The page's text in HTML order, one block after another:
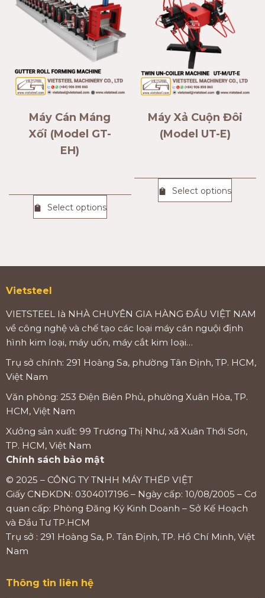
Máy Cán Máng
Xối (Model GT-
EH)
Select options
Máy Xả Cuộn Đôi
(Model UT-E)
Select options
Vietsteel
VIETSTEEL là NHÀ CHUYÊN GIA HÀNG ĐẦU VIỆT NAM
về công nghệ và chế tạo các loại máy cán nguội định
hình kim loại, máy uốn, máy cắt kim loại…
Trụ sở chính: 291 Hoàng Sa, phường Tân Định, TP. HCM,
Việt Nam
Văn phòng: 253 Điện Biên Phủ, phường Xuân Hòa, TP.
HCM, Việt Nam
Xưởng sản xuất: 99 Trương Thị Như, xã Xuân Thới Sơn,
TP. HCM, Việt Nam
Chính sách bảo mật
© 2025 – CÔNG TY TNHH MÁY THÉP VIỆT
Giấy CNĐKDN: 0304017196 – Ngày cấp: 10/08/2005 – Cơ
quan cấp: Phòng Đăng Ký Kinh Doanh – Sở Kế Hoạch
và Đầu Tư TP.HCM
Trụ sở : 291 Hoàng Sa, P. Tân Định, TP. Hồ Chí Minh, Việt
Nam
Thông tin liên hệ